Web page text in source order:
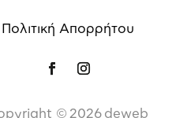
Πολιτική Απορρήτου
©️ 2026 deweb